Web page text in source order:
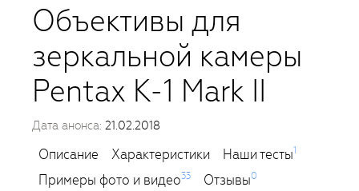
Объективы для
зеркальной камеры
Pentax K-1 Mark II
Дата анонса: 21.02.2018
Описание Характеристики Наши тесты1
Примеры фото и видео33 Отзывы0